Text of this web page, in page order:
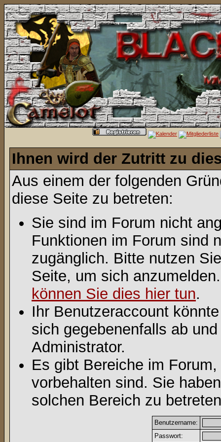
Ihnen wird der Zutritt zu
Aus einem der folgenden
diese Seite zu betreten:
Sie sind im Forum nicht
Funktionen im Forum sind
zugänglich. Bitte nutzen
Seite, um sich
können Sie dies hier tun.
Ihr Benutzeraccount
sich gegebenenfalls ab
Administrator.
Es gibt Bereiche im
vorbehalten sind. Sie
solchen Bereich zu
Benutzername:
Passwort: